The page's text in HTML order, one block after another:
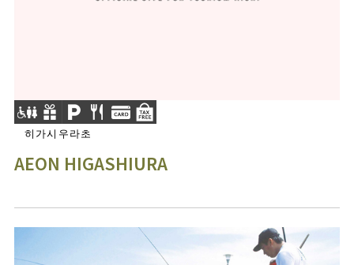
히가시우라초
AEON HIGASHIURA